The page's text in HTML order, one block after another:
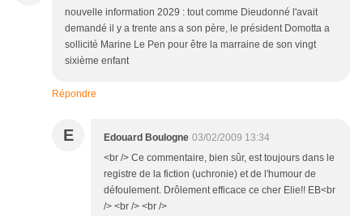
nouvelle information 2029 : tout comme Dieudonné l'avait
demandé il y a trente ans a son père, le président Domotta a
sollicité Marine Le Pen pour être la marraine de son vingt
sixième enfant
Répondre
E Edouard Boulogne 03/02/2009 13:34
<br /> Ce commentaire, bien sûr, est toujours dans le
registre de la fiction (uchronie) et de l'humour de
défoulement. Drôlement efficace ce cher Elie!! EB<br
/> <br /> <br />